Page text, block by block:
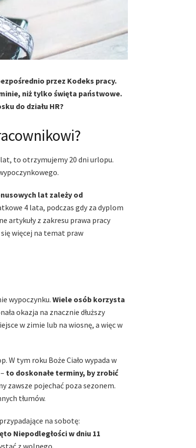
przez Kodeks pracy.
niż tylko święta państwowe.
do działu HR?
to otrzymujemy 20 dni urlopu.
lat zależy od
4 lata, podczas gdy za dyplom
artykuły z zakresu prawa pracy
więcej na temat praw
wypoczynku. Wiele osób korzysta
okazja na znacznie dłuższy
w zimie lub na wiosnę, a więc w
W tym roku Boże Ciało wypada w
to doskonałe terminy, by zrobić
zawsze pojechać poza sezonem.
tłumów.
na sobotę:
Niepodległości w dniu 11
z wolnego.